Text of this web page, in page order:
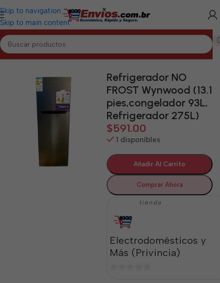
Skip to navigation
Skip to main content
Inicio/SANCTI SPÍRITUS/Electrodomésticos Sancti Spíritus
Refrigerador NO
FROST Wynwood (13.1
pies,congelador 93L,
Refrigerador 275L)
$591.00
1 disponibles
Añadir Al Carrito
Comprar Ahora
tienda
Electrodomésticos y
Más (Privincia)